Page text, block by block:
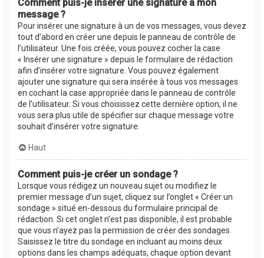
Comment puis-je insérer une signature à mon
message ?
Pour insérer une signature à un de vos messages, vous devez
tout d’abord en créer une depuis le panneau de contrôle de
l’utilisateur. Une fois créée, vous pouvez cocher la case
« Insérer une signature » depuis le formulaire de rédaction
afin d’insérer votre signature. Vous pouvez également
ajouter une signature qui sera insérée à tous vos messages
en cochant la case appropriée dans le panneau de contrôle
de l’utilisateur. Si vous choisissez cette dernière option, il ne
vous sera plus utile de spécifier sur chaque message votre
souhait d’insérer votre signature.
Haut
Comment puis-je créer un sondage ?
Lorsque vous rédigez un nouveau sujet ou modifiez le
premier message d’un sujet, cliquez sur l’onglet « Créer un
sondage » situé en-dessous du formulaire principal de
rédaction. Si cet onglet n’est pas disponible, il est probable
que vous n’ayez pas la permission de créer des sondages.
Saisissez le titre du sondage en incluant au moins deux
options dans les champs adéquats, chaque option devant